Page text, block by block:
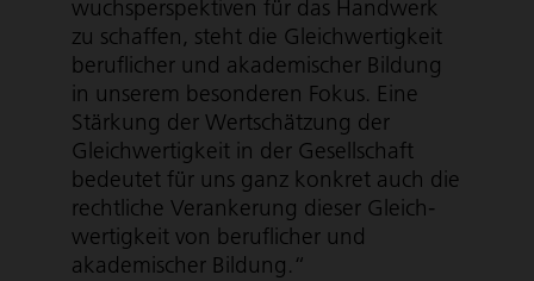
wuchs­per­spek­tiven für das Handwerk
zu schaffen, steht die Gleich­wer­tig­keit
beruflicher und akademischer Bildung
in unserem besonderen Fokus. Eine
Stärkung der Wertschätzung der
Gleich­wer­tig­keit in der Gesellschaft
bedeutet für uns ganz konkret auch die
rechtliche Verankerung dieser Gleich­
wer­tig­keit von beruflicher und
akademischer Bildung.“